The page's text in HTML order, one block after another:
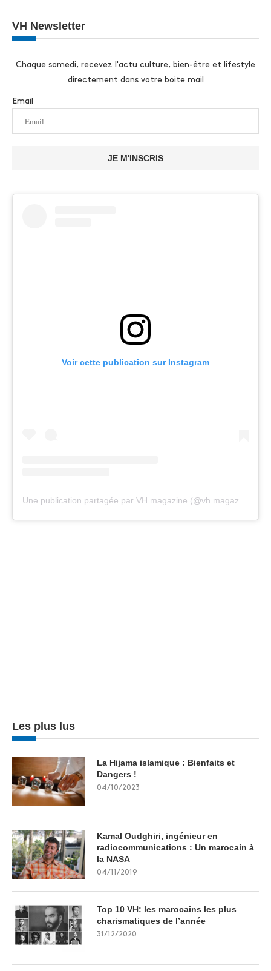
VH Newsletter
Chaque samedi, recevez l'actu culture, bien-être et lifestyle
directement dans votre boite mail
Email
JE M'INSCRIS
Voir cette publication sur Instagram
Une publication partagée par VH magazine (@vh.magazine)
Les plus lus
La Hijama islamique : Bienfaits et
Dangers !
04/10/2023
Kamal Oudghiri, ingénieur en
radiocommunications : Un marocain à
la NASA
04/11/2019
Top 10 VH: les marocains les plus
charismatiques de l’année
31/12/2020